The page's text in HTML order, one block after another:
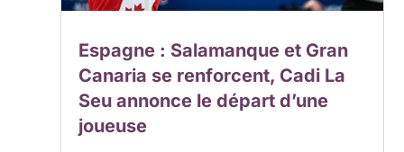
Espagne : Salamanque et Gran
Canaria se renforcent, Cadi La
Seu annonce le départ d’une
joueuse